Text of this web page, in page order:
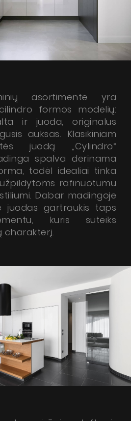
asortimente yra
formos modelių:
ir juoda, originalus
auksas. Klasikiniam
juodą „Cylindro“
spalva derinama
todėl idealiai tinka
rafinuotumu
Dabar madingoje
juodas gartraukis taps
kuris suteiks
charakterį.